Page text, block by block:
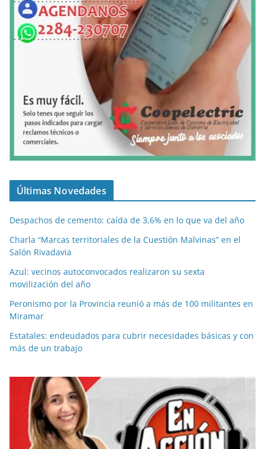
Últimas Novedades
Despachos de cemento: caída de 3,6% en lo que va del año
Charla “Marcas territoriales de la Cuestión Malvinas” en el
Salón Rivadavia
Azul: vecinos autoconvocados realizaron su sexta
movilización del año
Peronismo por la Provincia reunió a más de 100 militantes en
Miramar
Estatales: endeudados para cubrir necesidades básicas y con
más de un trabajo